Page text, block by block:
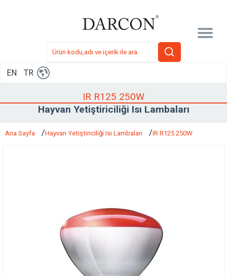
EN TR
IR R125 250W
Hayvan Yetiştiriciliği Isı Lambaları
Ana Sayfa Hayvan Yetiştiriciliği Isı Lambaları IR R125 250W